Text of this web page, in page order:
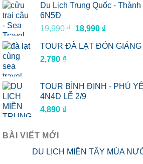
là:
tại
30,990 ₫.
Du Lịch Trung Quốc -
6N5Đ
19,990₫ Giá
là:
18,990 ₫Giá
tại
TOUR ĐÀ LẠT ĐÓN
2,790 ₫
TOUR BÌNH ĐỊNH - PHÚ
4N4D LỄ 2/9
4,890 ₫
BÀI VIẾT MỚI
DU LỊCH MIỀN TÂY MÙA